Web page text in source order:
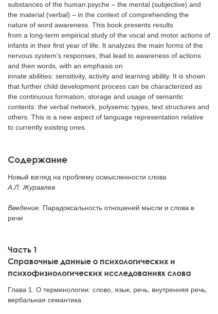
substances of the human psyche – the mental (subjective) and
the material (verbal) – in the context of comprehending the
nature of word awareness. This book presents results
from a long-term empirical study of the vocal and motor actions of
infants in their first year of life. It analyzes the main forms of the
nervous system’s responses, that lead to awareness of actions
and then words, with an emphasis on
innate abilities: sensitivity, activity and learning ability. It is shown
that further child development process can be characterized as
the continuous formation, storage and usage of semantic
contents: the verbal network, polysemic types, text structures and
others. This is a new aspect of language representation relative
to currently existing ones.
Содержание
Новый взгляд на проблему осмысленности слова
А.Л. Журавлев
Введение. Парадоксальность отношений мысли и слова в
речи
Часть 1
Справочные данные о психологических и
психофизиологических исследованиях слова
Глава 1. О терминологии: слово, язык, речь, внутренняя речь,
вербальная семантика